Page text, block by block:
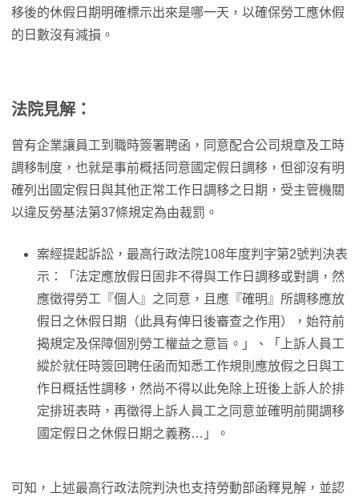
移後的休假日期明確標示出來是哪一天，以確保勞工應休假
的日數沒有減損。
法院見解：
曾有企業讓員工到職時簽署聘函，同意配合公司規章及工時
調移制度，也就是事前概括同意國定假日調移，但卻沒有明
確列出國定假日與其他正常工作日調移之日期，受主管機關
以違反勞基法第37條規定為由裁罰。
案經提起訴訟，最高行政法院108年度判字第2號判決表
示：「法定應放假日固非不得與工作日調移或對調，然
應徵得勞工『個人』之同意，且應『確明』所調移應放
假日之休假日期（此具有俾日後審查之作用），始符前
揭規定及保障個別勞工權益之意旨。」、「上訴人員工
縱於就任時簽回聘任函而知悉工作規則應放假之日與工
作日概括性調移，然尚不得以此免除上班後上訴人於排
定排班表時，再徵得上訴人員工之同意並確明前開調移
國定假日之休假日期之義務…」。
可知，上述最高行政法院判決也支持勞動部函釋見解，並認